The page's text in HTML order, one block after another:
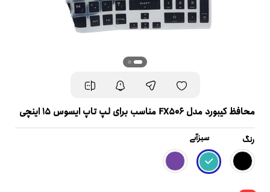
محافظ کیبورد مدل FX506 مناسب برای لپ تاپ ایسوس 15 اینچی
رنگ سبزآبی